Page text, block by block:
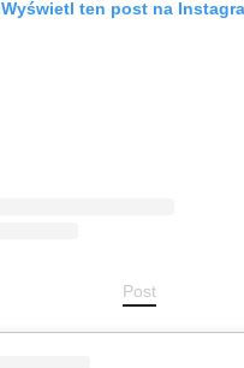
Wyświetl ten post na
Post